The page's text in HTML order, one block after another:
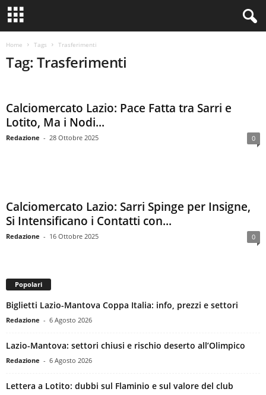
Home Tags Trasferimenti
Tag: Trasferimenti
Calciomercato Lazio: Pace Fatta tra Sarri e
Lotito, Ma i Nodi...
Redazione - 28 Ottobre 2025 0
Calciomercato Lazio: Sarri Spinge per Insigne,
Si Intensificano i Contatti con...
Redazione - 16 Ottobre 2025 0
Popolari
Biglietti Lazio-Mantova Coppa Italia: info, prezzi e settori
Redazione - 6 Agosto 2026
Lazio-Mantova: settori chiusi e rischio deserto all’Olimpico
Redazione - 6 Agosto 2026
Lettera a Lotito: dubbi sul Flaminio e sul valore del club